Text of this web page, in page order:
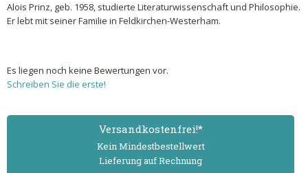
Alois Prinz, geb. 1958, studierte Literaturwissenschaft und Philosophie.
Er lebt mit seiner Familie in Feldkirchen-Westerham.
Es liegen noch keine Bewertungen vor.
Schreiben Sie die erste!
Versand­kostenfrei!*
Kein Mindest­bestell­wert
Lieferung auf Rechnung